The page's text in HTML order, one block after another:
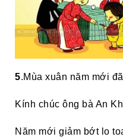
5.Mùa xuân năm mới
Kính chúc ông bà An
Năm mới giảm bớt lo